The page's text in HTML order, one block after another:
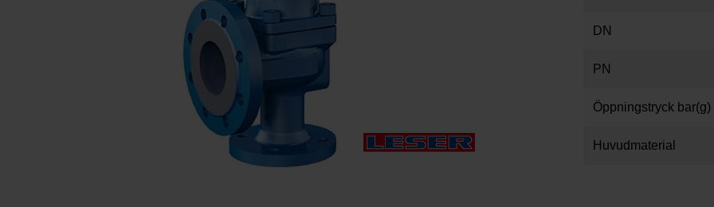
DN
PN
Öppningstryck bar(g)
Huvudmaterial